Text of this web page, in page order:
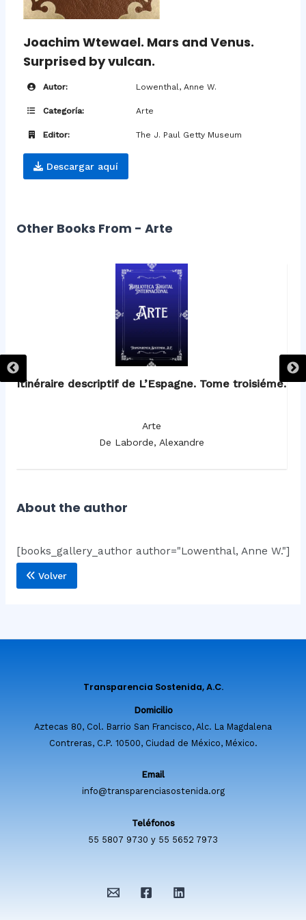
Joachim Wtewael. Mars and Venus.
Surprised by vulcan.
Autor: Lowenthal, Anne W.
Categoría: Arte
Editor: The J. Paul Getty Museum
Descargar aquí
Other Books From - Arte
Itinéraire descriptif de L’Espagne. Tome troisiéme.
Arte
De Laborde, Alexandre
About the author
[books_gallery_author author="Lowenthal, Anne W."]
Volver
Transparencia Sostenida, A.C.
Domicilio
Aztecas 80, Col. Barrio San Francisco, Alc. La Magdalena
Contreras, C.P. 10500, Ciudad de México, México.
Email
info@transparenciasostenida.org
Teléfonos
55 5807 9730 y 55 5652 7973